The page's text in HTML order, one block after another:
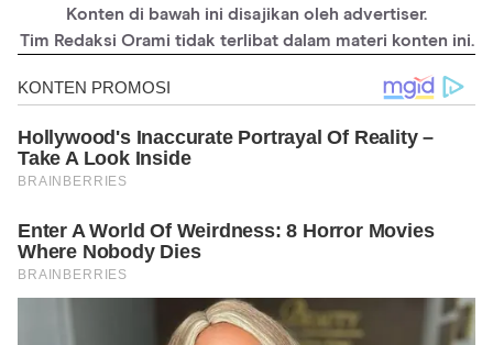
should-a-man-ejaculate
https://www.dailymail.co.uk/health/article-
4666798/Ejaculating-significantly-reduces-risk-cancer.html
https://www.medicalnewstoday.com/articles/326586#what-is-
normal
sexual-dysfunction/masturbation
https://www.health.harvard.edu/mens-
health/ejaculation_frequency_and_prostate_cancer
Konten di bawah ini disajikan oleh advertiser.
Tim Redaksi Orami tidak terlibat dalam materi konten ini.